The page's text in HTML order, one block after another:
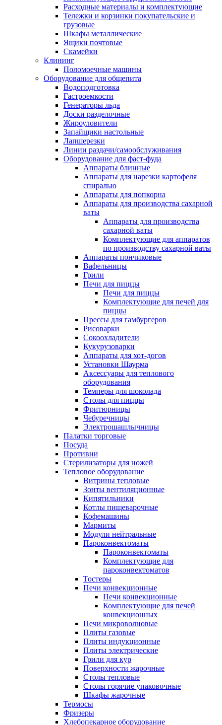
Расходные материалы и комплектующие
Тележки и корзинки покупательские и
грузовые
Шкафы металлические
Ящики почтовые
Скамейки
Клининг
Поломоечные машины
Оборудование для общепита
Водоподготовка
Гастроемкости
Генераторы льда
Доски разделочные
Жироуловители
Запайщики настольные
Лапшерезки
Линии раздачи/самообслуживания
Оборудование для фаст-фуда
Аппараты блинные
Аппараты для нарезки картофеля
спиралью
Аппараты для попкорна
Аппараты для производства сахарной
ваты
Аппараты для производства
сахарной ваты
Комплектующие для аппаратов
по производству сахарной ваты
Аппараты пончиковые
Вафельницы
Грили
Печи для пиццы
Печи для пиццы
Комплектующие для печей для
пиццы
Прессы для гамбургеров
Рисоварки
Сокоохладители
Кукурузоварки
Аппараты для хот-догов
Установки Шаурма
Аксессуары для теплового
оборудования
Темперы для шоколада
Столы для пиццы
Фритюрницы
Чебуречницы
Электрошашлычницы
Палатки торговые
Посуда
Противни
Стерилизаторы для ножей
Тепловое оборудование
Витрины тепловые
Зонты вентиляционные
Кипятильники
Котлы пищеварочные
Кофемашины
Мармиты
Модули нейтральные
Пароконвектоматы
Пароконвектоматы
Комплектующие для
пароконвектоматов
Тостеры
Печи конвекционные
Печи конвекционные
Комплектующие для печей
конвекционных
Печи микроволновые
Плиты газовые
Плиты индукционные
Плиты электрические
Грили для кур
Поверхности жарочные
Столы тепловые
Столы горячие упаковочные
Шкафы жарочные
Термосы
Фризеры
Хлебопекарное оборудование